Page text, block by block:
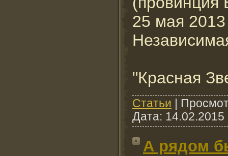
25 мая 2013
"Красная
Cтатьи
Дата: 14.02.2015
А рядом